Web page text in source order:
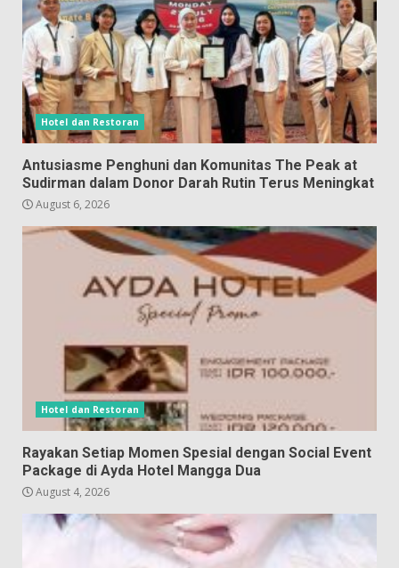
Hotel dan Restoran
Antusiasme Penghuni dan Komunitas The Peak at
Sudirman dalam Donor Darah Rutin Terus Meningkat
August 6, 2026
Hotel dan Restoran
Rayakan Setiap Momen Spesial dengan Social Event
Package di Ayda Hotel Mangga Dua
August 4, 2026